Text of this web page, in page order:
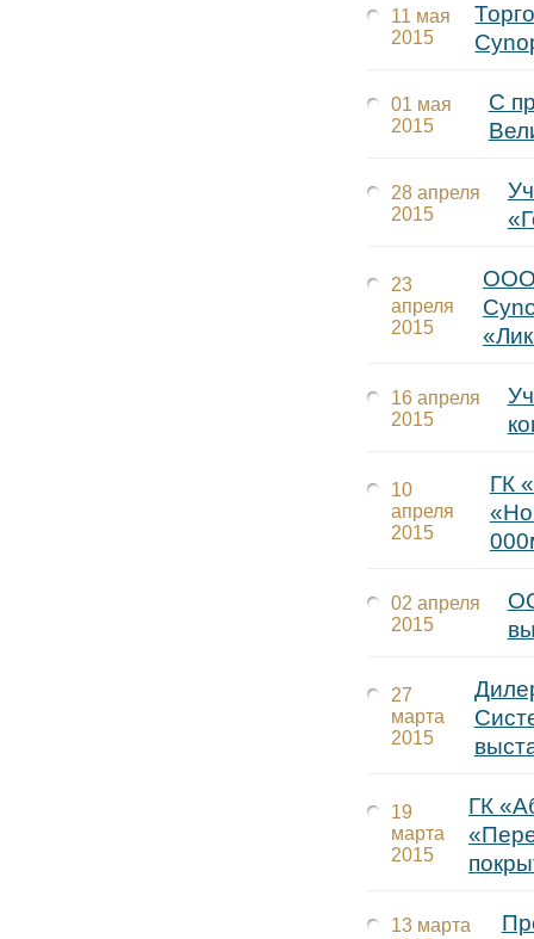
11 мая
2015
01 мая
2015
C
28 апреля
2015
23
апреля
2015
ООО
16 апреля
2015
10
апреля
2015
ГК
02 апреля
2015
27
марта
2015
19
марта
2015
ГК
13 марта